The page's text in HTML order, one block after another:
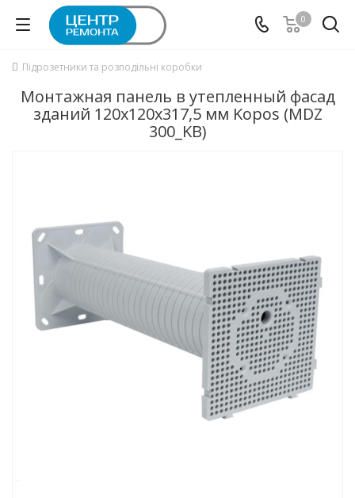
0
Підрозетники та розподільні коробки
Монтажная панель в утепленный фасад
зданий 120х120х317,5 мм Kopos (MDZ
300_KB)